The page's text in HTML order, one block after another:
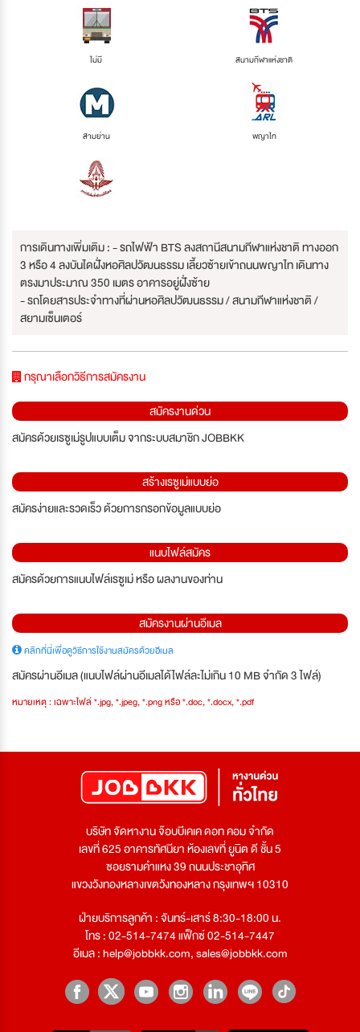
ไม่มี สนามกีฬาแห่งชาติ
สามย่าน พญาไท
การเดินทางเพิ่มเติม : - รถไฟฟ้า BTS ลงสถานีสนามกีฬาแห่งชาติ ทางออก
3 หรือ 4 ลงบันไดฝั่งหอศิลปวัฒนธรรม เลี้ยวซ้ายเข้าถนนพญาไท เดินทาง
ตรงมาประมาณ 350 เมตร อาคารอยู่ฝั่งซ้าย
- รถโดยสารประจำทางที่ผ่านหอศิลปวัฒนธรรม / สนามกีฬาแห่งชาติ /
สยามเซ็นเตอร์
กรุณาเลือกวิธีการสมัครงาน
สมัครงานด่วน
สมัครด้วยเรซูเม่รูปแบบเต็ม จากระบบสมาชิก JOBBKK
สร้างเรซูเม่แบบย่อ
สมัครง่ายและรวดเร็ว ด้วยการกรอกข้อมูลแบบย่อ
แนบไฟล์สมัคร
สมัครด้วยการแนบไฟล์เรซูเม่ หรือ ผลงานของท่าน
สมัครงานผ่านอีเมล
คลิกที่นี่เพื่อดูวิธีการใช้งานสมัครด้วยอีเมล
สมัครผ่านอีเมล (แนบไฟล์ผ่านอีเมลได้ไฟล์ละไม่เกิน 10 MB จำกัด 3 ไฟล์)
หมายเหตุ : เฉพาะไฟล์ *.jpg, *.jpeg, *.png หรือ *.doc, *.docx, *.pdf
บริษัท จัดหางาน จ๊อบบีเคเค ดอท คอม จำกัด
เลขที่ 625 อาคารทัศนียา ห้องเลขที่ ยูนิต ดี ชั้น 5
ซอยรามคำแหง 39 ถนนประชาอุทิศ
แขวงวังทองหลางเขตวังทองหลาง กรุงเทพฯ 10310
ฝ่ายบริการลูกค้า : จันทร์-เสาร์ 8:30-18:00 น.
โทร : 02-514-7474 แฟ็กซ์ 02-514-7447
อีเมล :help@jobbkk.com,sales@jobbkk.com